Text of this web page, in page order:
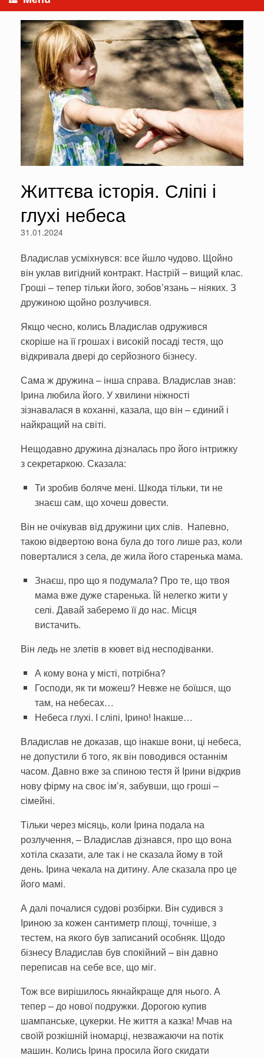
Життєва історія. Сліпі і
глухі небеса
31.01.2024
Владислав усміхнувся: все йшло чудово. Щойно
він уклав вигідний контракт. Настрій – вищий клас.
Гроші – тепер тільки його, зобов’язань – ніяких. З
дружиною щойно розлучився.
Якщо чесно, колись Владислав одру­жився
скоріше на її грошах і високій посаді тестя, що
відкривала двері до серйозного бізнесу.
Сама ж дружина – інша справа. Владислав знав:
Ірина люби­ла його. У хвилини ніжності
зізнавалася в коханні, казала, що він – єдиний і
найкра­щий на світі.
Нещодавно дружина дізналась про його інтрижку
з секретаркою. Сказала:
Ти зробив боляче мені. Шкода тільки, ти не
знаєш сам, що хо­чеш довести.
Він не очікував від дружини цих слів. Напевно,
такою відвертою вона була до того лише раз, коли
поверта­лися з села, де жила його ста­ренька мама.
Знаєш, про що я подумала? Про те, що твоя
мама вже дуже старенька. Їй нелегко жити у
селі. Давай за­беремо її до нас. Місця
вистачить.
Він ледь не злетів в кювет від несподіванки.
А кому вона у місті, по­трібна?
Господи, як ти можеш? Не­вже не боїшся, що
там, на небе­сах…
Небеса глухі. І сліпі, Ірино! Інакше…
Владислав не доказав, що інакше вони, ці небеса,
не до­пустили б того, як він поводився останнім
часом. Давно вже за спиною тестя й Ірини відкрив
нову фірму на своє ім’я, забувши, що гроші –
сімейні.
Тільки через місяць, коли Ірина подала на
розлучення, – Владислав дізнався, про що вона
хотіла сказати, але так і не сказала йому в той
день. Ірина чекала на дитину. Але сказала про це
його мамі.
А далі почалися судові розбірки. Він судився з
Іриною за кожен сантиметр площі, точніше, з
тестем, на якого був записаний особняк. Щодо
бізнесу Владислав був спокійний – він давно
пере­писав на себе все, що міг.
Тож все вирішилось якнайкраще для нього. А
тепер – до нової подружки. Дорогою купив
шампанське, цу­керки. Не життя а казка! Мчав на
своїй розкішній іномарці, незважаючи на потік
машин. Колись Ірина просила його скидати